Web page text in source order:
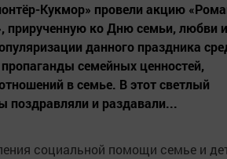
Кукмор» провели акцию
прирученную ко Дню семьи, любви и
данного праздника
семейных ценностей,
в семье. В этот светлый
поздравляли и раздавали...
социальной помощи семье и